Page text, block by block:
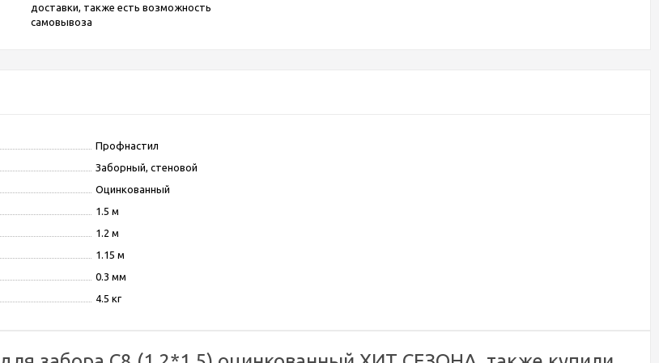
доставки, также есть возможность
самовывоза
Профнастил
Заборный, стеновой
Оцинкованный
1.5 м
1.2 м
1.15 м
0.3 мм
4.5 кг